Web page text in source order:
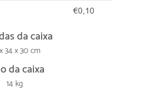
€0,10
da caixa
34 x 30 cm
da caixa
14 kg